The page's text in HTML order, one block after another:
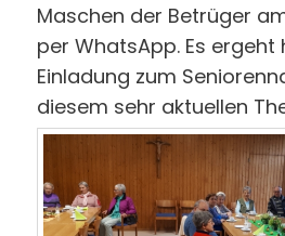
Maschen der Betrüger
per WhatsApp. Es ergeht
Einladung zum
diesem sehr aktuellen